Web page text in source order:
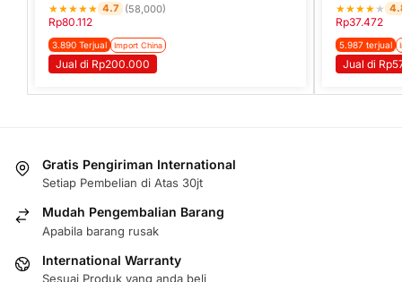
★★★★★ 4.7 (58,000)
Rp80.112
3.890 Terjual Import China
Jual di Rp200.000
★★★★ ★
Rp37.472
5.987 terjual
Jual di
Gratis Pengiriman International
Setiap Pembelian di Atas 30jt
Mudah Pengembalian Barang
Apabila barang rusak
International Warranty
Sesuai Produk yang anda beli